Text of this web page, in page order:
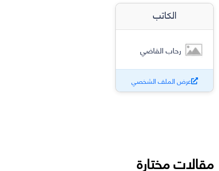
الكاتب
رحاب القاضي
عرض الملف الشخصي
مقالات مختارة